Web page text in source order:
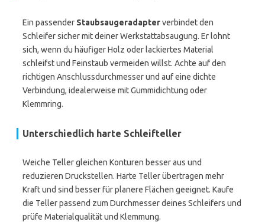
Ein passender Staubsaugeradapterverbindet den
Schleifer sicher mit deiner Werkstattabsaugung. Er lohnt
sich, wenn du häufiger Holz oder lackiertes Material
schleifst und Feinstaub vermeiden willst. Achte auf den
richtigen Anschlussdurchmesser und auf eine dichte
Verbindung, idealerweise mit Gummidichtung oder
Klemmring.
Unterschiedlich harte Schleifteller
Weiche Teller gleichen Konturen besser aus und
reduzieren Druckstellen. Harte Teller übertragen mehr
Kraft und sind besser für planere Flächen geeignet. Kaufe
die Teller passend zum Durchmesser deines Schleifers und
prüfe Materialqualität und Klemmung.